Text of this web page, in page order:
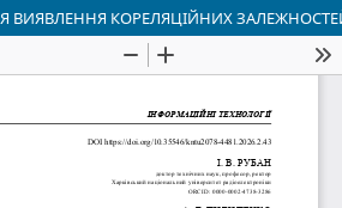
ВИЯВЛЕННЯ КОРЕЛЯЦІЙНИХ